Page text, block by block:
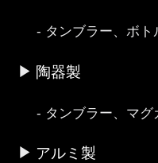
タンブラー、ボ
陶器製
タンブラー、マグ
アルミ製